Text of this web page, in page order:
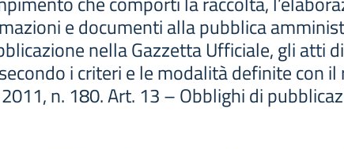
e documenti alla pubblica
nella Gazzetta Ufficiale, gli atti
i criteri e le modalità definite con il
n. 180. Art. 13 – Obblighi di